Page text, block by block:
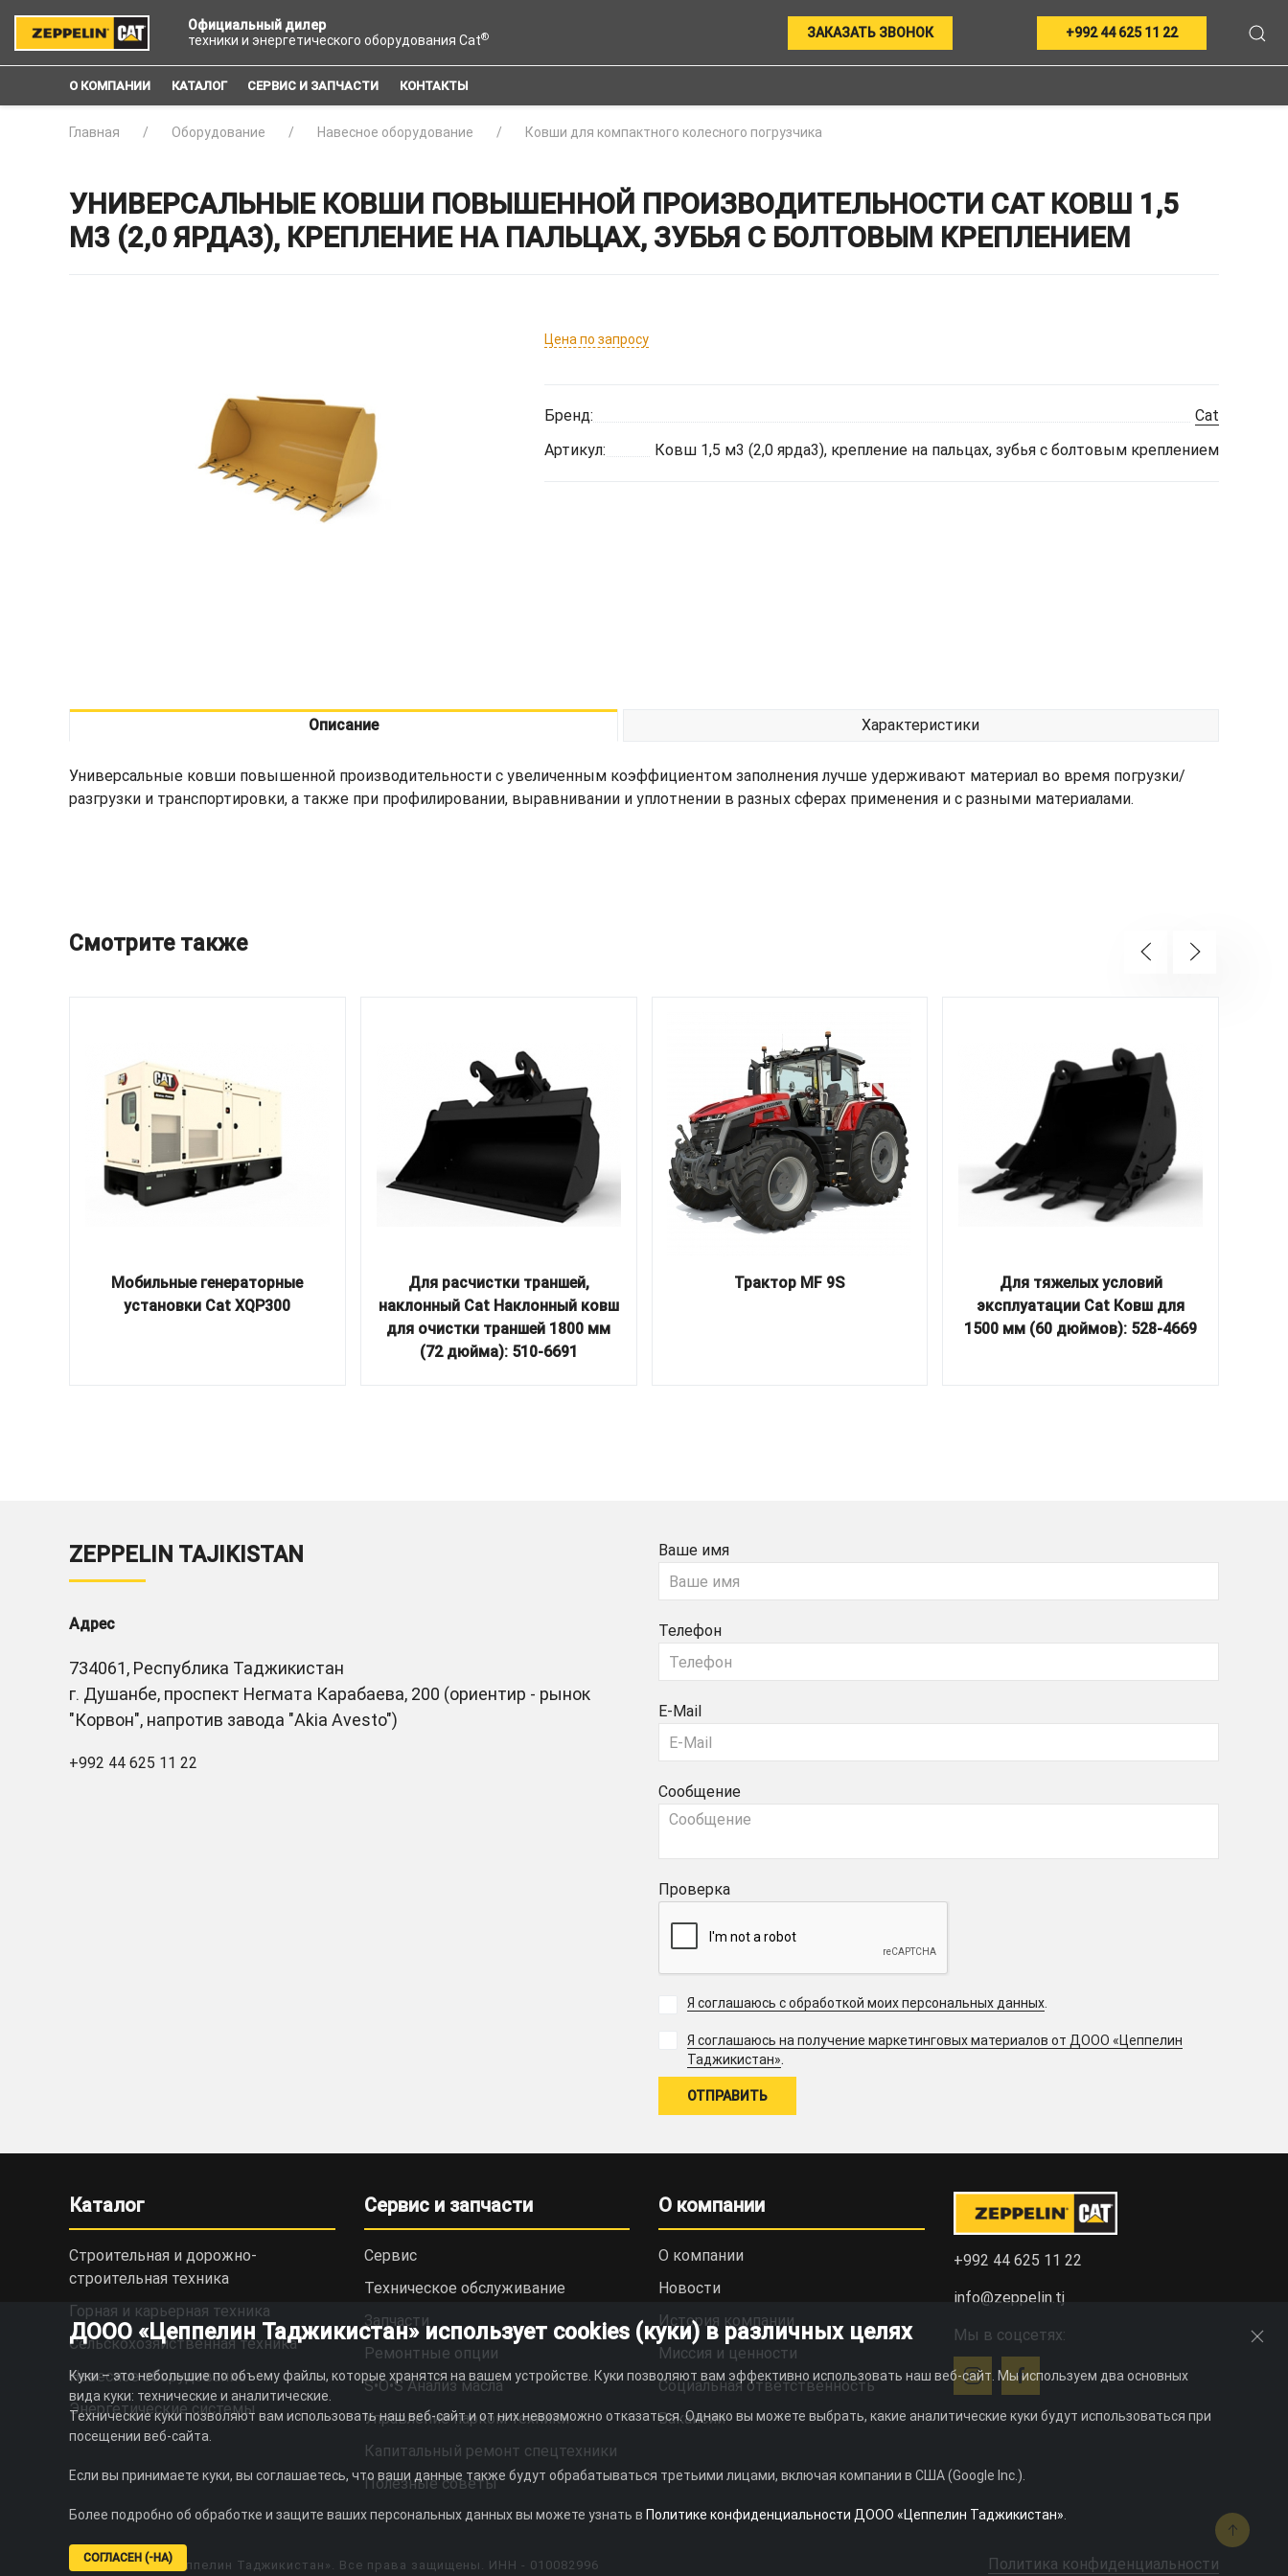
Официальный дилер
техники и энергетического оборудования Cat® ЗАКАЗАТЬ ЗВОНОК +992 44 625 11 22
О КОМПАНИИ КАТАЛОГ СЕРВИС И ЗАПЧАСТИ КОНТАКТЫ
Главная Оборудование Навесное оборудование Ковши для компактного колесного погрузчика
УНИВЕРСАЛЬНЫЕ КОВШИ ПОВЫШЕННОЙ ПРОИЗВОДИТЕЛЬНОСТИ CAT КОВШ 1,5
М3 (2,0 ЯРДА3), КРЕПЛЕНИЕ НА ПАЛЬЦАХ, ЗУБЬЯ С БОЛТОВЫМ КРЕПЛЕНИЕМ
Цена по запросу
Бренд:
Cat
Артикул:
Ковш 1,5 м3 (2,0 ярда3), крепление на пальцах, зубья с болтовым креплением
Описание Характеристики
Универсальные ковши повышенной производительности с увеличенным коэффициентом заполнения лучше удерживают материал во время погрузки/
разгрузки и транспортировки, а также при профилировании, выравнивании и уплотнении в разных сферах применения и с разными материалами.
Смотрите также
Мобильные генераторные
установки Cat XQP300
Для расчистки траншей,
наклонный Cat Наклонный ковш
для очистки траншей 1800 мм
(72 дюйма): 510-6691
Трактор MF 9S
Для тяжелых условий
эксплуатации Cat Ковш для
1500 мм (60 дюймов): 528-4669
ZEPPELIN TAJIKISTAN
Адрес
734061, Республика Таджикистан
г. Душанбе, проспект Негмата Карабаева, 200 (ориентир - рынок
"Корвон", напротив завода "Akia Avesto")
+992 44 625 11 22
Ваше имя
Телефон
E-Mail
Сообщение
Проверка
Я соглашаюсь с обработкой моих персональных данных
Я соглашаюсь на получение маркетинговых материалов от ДООО «Цеппелин
Таджикистан».
Каталог
Строительная и дорожно-
cтроительная техника
Горная и карьерная техника
Сельскохозяйственная техника
Навесное оборудование
Энергетические системы
Сервис и запчасти
Сервис
Техническое обслуживание
Запчасти
Ремонтные опции
S•O•S Анализ масла
Управление парком техники
Капитальный ремонт спецтехники
Полезные советы
О компании
О компании
Новости
История компании
Миссия и ценности
Социальная ответственность
Вакансии
+992 44 625 11 22
info@zeppelin.tj
Мы в соцсетях:
© 2026 ДООО «Цеппелин Таджикистан». Все права защищены. ИНН - 010082996 Политика конфиденциальности
ДООО «Цеппелин Таджикистан» использует cookies (куки) в различных целях
Куки – это небольшие по объему файлы, которые хранятся на вашем устройстве. Куки позволяют вам эффективно использовать наш веб-сайт. Мы используем два основных
вида куки: технические и аналитические.
Технические куки позволяют вам использовать наш веб-сайт и от них невозможно отказаться. Однако вы можете выбрать, какие аналитические куки будут использоваться при
посещении веб-сайта.
Если вы принимаете куки, вы соглашаетесь, что ваши данные также будут обрабатываться третьими лицами, включая компании в США (Google Inc.).
Более подробно об обработке и защите ваших персональных данных вы можете узнать в Политике конфиденциальности ДООО «Цеппелин Таджикистан»
СОГЛАСЕН (-НА)